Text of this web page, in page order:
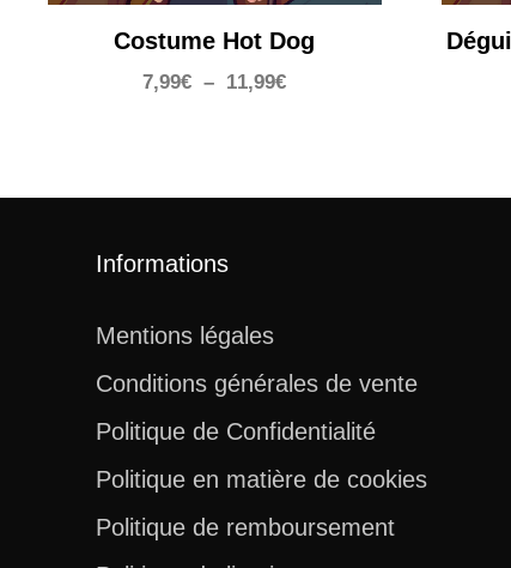
Costume Hot Dog
7,99€ – 11,99€Plage
à
Informations
Mentions légales
Conditions générales de vente
Politique de Confidentialité
Politique en matière de cookies
Politique de remboursement